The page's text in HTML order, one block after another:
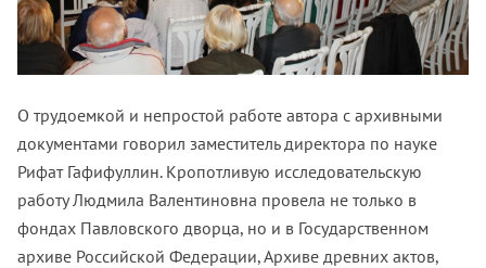
О трудоемкой и непростой работе автора с архивными
документами говорил заместитель директора по науке
Рифат Гафифуллин. Кропотливую исследовательскую
работу Людмила Валентиновна провела не только в
фондах Павловского дворца, но и в Государственном
архиве Российской Федерации, Архиве древних актов,